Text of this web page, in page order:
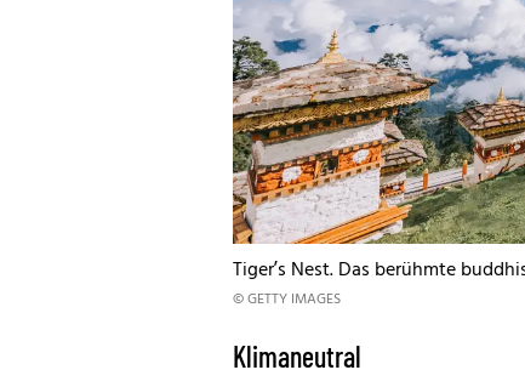
Tiger’s Nest. Das berühmte
© GETTY IMAGES
Klimaneutral